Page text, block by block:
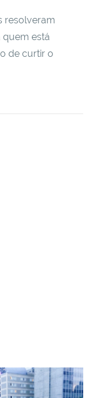
resolveram
quem está
de curtir o